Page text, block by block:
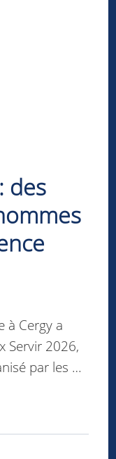
des
à Cergy a
Servir 2026,
par les …